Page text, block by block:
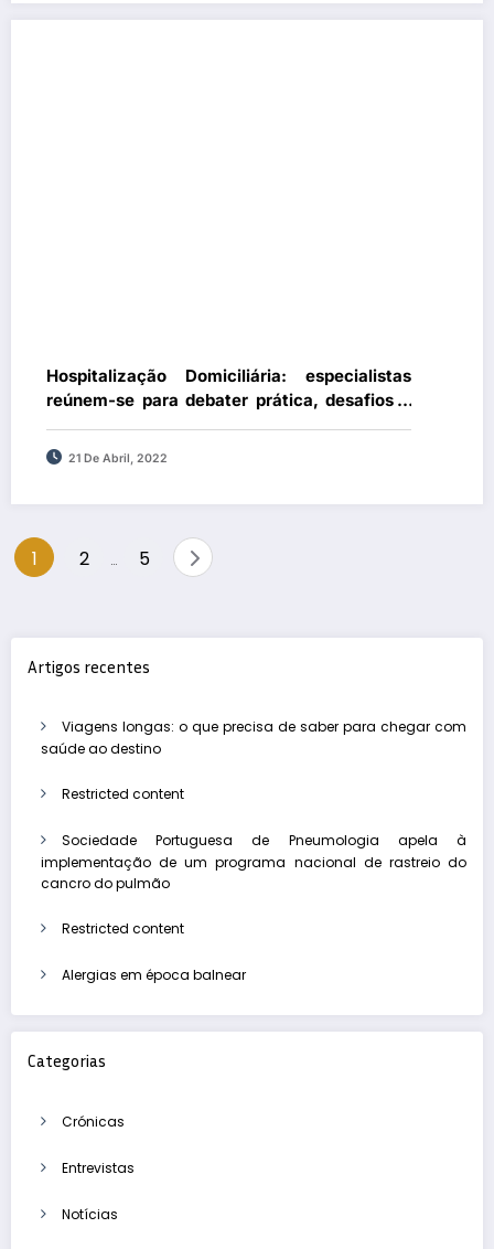
Hospitalização Domiciliária: especialistas
reúnem-se para debater prática, desafios e
impacto no SNS
21 De Abril, 2022
Paginação
1 2 … 5
Artigos recentes
Viagens longas: o que precisa de saber para chegar com
saúde ao destino
Restricted content
Sociedade Portuguesa de Pneumologia apela à
implementação de um programa nacional de rastreio do
cancro do pulmão
Restricted content
Alergias em época balnear
Categorias
Crónicas
Entrevistas
Notícias